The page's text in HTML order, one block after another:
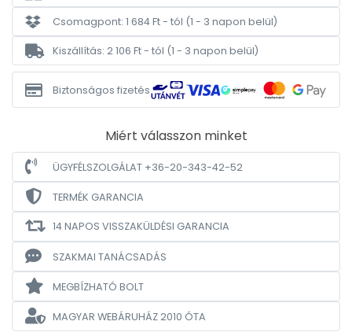
Csomagpont: 1 684 Ft - tól (1 - 3 napon belül)
Kiszállítás: 2 106 Ft - tól (1 - 3 napon belül)
Biztonságos fizetés
Miért válasszon minket
ÜGYFÉLSZOLGÁLAT +36-20-343-42-52
TERMÉK GARANCIA
14 NAPOS VISSZAKÜLDÉSI GARANCIA
SZAKMAI TANÁCSADÁS
MEGBÍZHATÓ BOLT
MAGYAR WEBÁRUHÁZ2010 ÓTA